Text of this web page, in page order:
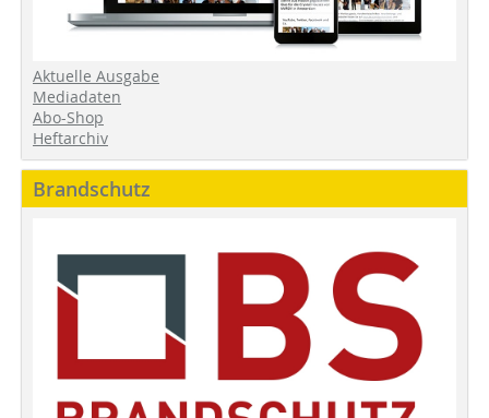
Aktuelle Ausgabe
Mediadaten
Abo-Shop
Heftarchiv
Brandschutz